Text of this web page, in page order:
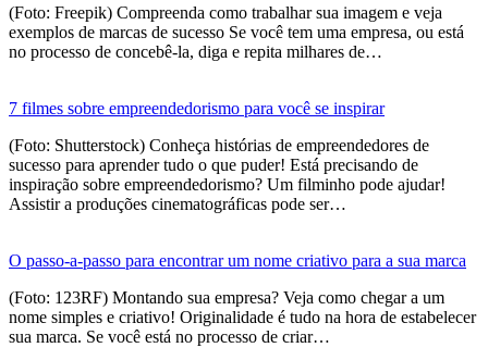
(Foto: Freepik) Compreenda como trabalhar sua imagem e veja
exemplos de marcas de sucesso Se você tem uma empresa, ou está
no processo de concebê-la, diga e repita milhares de…
7 filmes sobre empreendedorismo para você se inspirar
(Foto: Shutterstock) Conheça histórias de empreendedores de
sucesso para aprender tudo o que puder! Está precisando de
inspiração sobre empreendedorismo? Um filminho pode ajudar!
Assistir a produções cinematográficas pode ser…
O passo-a-passo para encontrar um nome criativo para a sua marca
(Foto: 123RF) Montando sua empresa? Veja como chegar a um
nome simples e criativo! Originalidade é tudo na hora de estabelecer
sua marca. Se você está no processo de criar…